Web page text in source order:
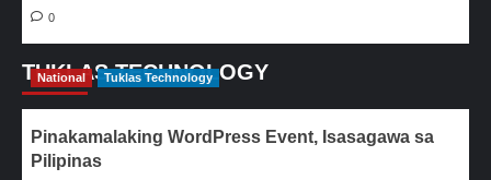
0
TUKLAS TECHNOLOGY
National Tuklas Technology
Pinakamalaking WordPress Event, Isasagawa sa
Pilipinas